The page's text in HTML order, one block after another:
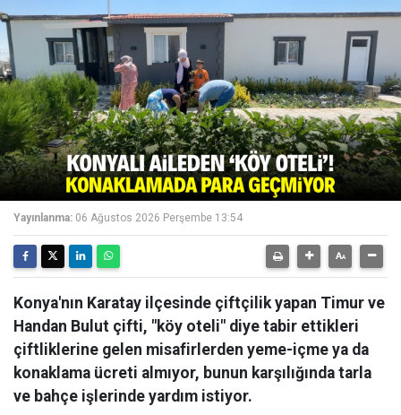
Yayınlanma: 06 Ağustos 2026 Perşembe 13:54
Konya'nın Karatay ilçesinde çiftçilik yapan Timur ve
Handan Bulut çifti, "köy oteli" diye tabir ettikleri
çiftliklerine gelen misafirlerden yeme-içme ya da
konaklama ücreti almıyor, bunun karşılığında tarla
ve bahçe işlerinde yardım istiyor.